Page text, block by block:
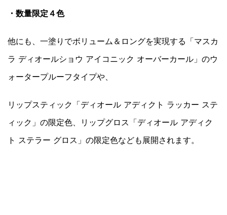
・数量限定４色
他にも、一塗りでボリューム＆ロングを実現する「マスカ
ラ ディオールショウ アイコニック オーバーカール」のウ
ォータープルーフタイプや、
リップスティック「ディオール アディクト ラッカー ステ
ィック」の限定色、リップグロス「ディオール アディク
ト ステラー グロス」の限定色なども展開されます。